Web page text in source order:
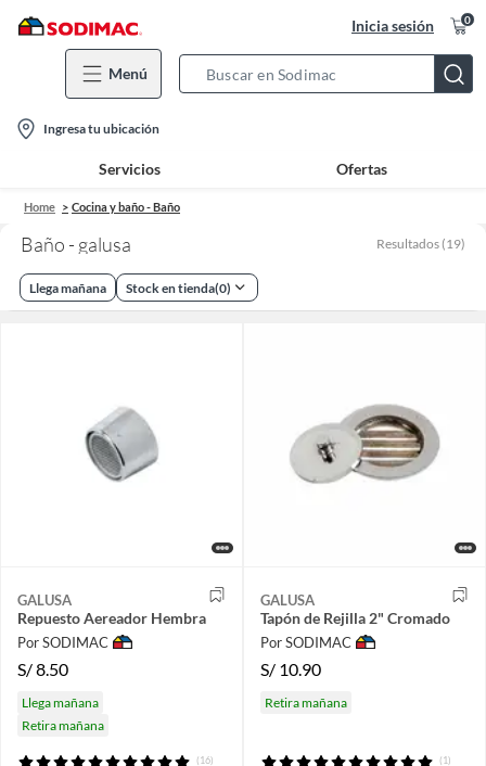
Inicia sesión 0
Menú
Bar
location-
icon
Ingresa tu ubicación
Servicios Ofertas
Home Cocina y baño - Baño
Baño - galusa Resultados (19)
Llega mañana Stock en tienda(0)
GALUSA
Repuesto Aereador Hembra
Por SODIMAC
S/8.50
Llega mañana
Retira mañana
(16)
GALUSA
Tapón de Rejilla 2" Cromado
Por SODIMAC
S/ 10.90
Retira mañana
(1)